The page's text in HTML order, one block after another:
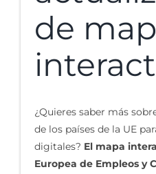
de
¿Quieres saber más
de los países de la UE
digitales? El mapa
Europea de Empleos y